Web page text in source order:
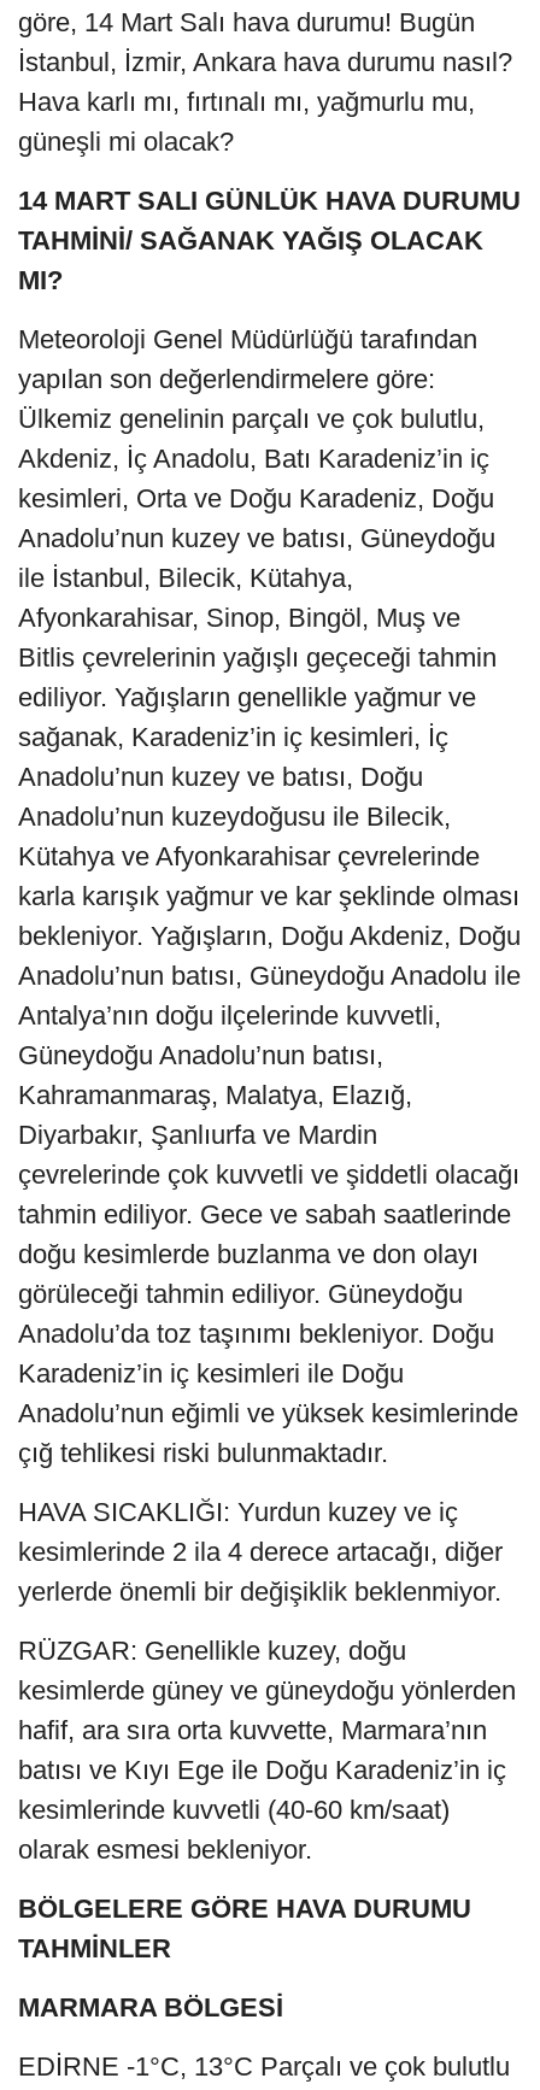
göre, 14 Mart Salı hava durumu! Bugün
İstanbul, İzmir, Ankara hava durumu nasıl?
Hava karlı mı, fırtınalı mı, yağmurlu mu,
güneşli mi olacak?
14 MART SALI GÜNLÜK HAVA DURUMU
TAHMİNİ/ SAĞANAK YAĞIŞ OLACAK
MI?
Meteoroloji Genel Müdürlüğü tarafından
yapılan son değerlendirmelere göre:
Ülkemiz genelinin parçalı ve çok bulutlu,
Akdeniz, İç Anadolu, Batı Karadeniz’in iç
kesimleri, Orta ve Doğu Karadeniz, Doğu
Anadolu’nun kuzey ve batısı, Güneydoğu
ile İstanbul, Bilecik, Kütahya,
Afyonkarahisar, Sinop, Bingöl, Muş ve
Bitlis çevrelerinin yağışlı geçeceği tahmin
ediliyor. Yağışların genellikle yağmur ve
sağanak, Karadeniz’in iç kesimleri, İç
Anadolu’nun kuzey ve batısı, Doğu
Anadolu’nun kuzeydoğusu ile Bilecik,
Kütahya ve Afyonkarahisar çevrelerinde
karla karışık yağmur ve kar şeklinde olması
bekleniyor. Yağışların, Doğu Akdeniz, Doğu
Anadolu’nun batısı, Güneydoğu Anadolu ile
Antalya’nın doğu ilçelerinde kuvvetli,
Güneydoğu Anadolu’nun batısı,
Kahramanmaraş, Malatya, Elazığ,
Diyarbakır, Şanlıurfa ve Mardin
çevrelerinde çok kuvvetli ve şiddetli olacağı
tahmin ediliyor. Gece ve sabah saatlerinde
doğu kesimlerde buzlanma ve don olayı
görüleceği tahmin ediliyor. Güneydoğu
Anadolu’da toz taşınımı bekleniyor. Doğu
Karadeniz’in iç kesimleri ile Doğu
Anadolu’nun eğimli ve yüksek kesimlerinde
çığ tehlikesi riski bulunmaktadır.
HAVA SICAKLIĞI: Yurdun kuzey ve iç
kesimlerinde 2 ila 4 derece artacağı, diğer
yerlerde önemli bir değişiklik beklenmiyor.
RÜZGAR: Genellikle kuzey, doğu
kesimlerde güney ve güneydoğu yönlerden
hafif, ara sıra orta kuvvette, Marmara’nın
batısı ve Kıyı Ege ile Doğu Karadeniz’in iç
kesimlerinde kuvvetli (40-60 km/saat)
olarak esmesi bekleniyor.
BÖLGELERE GÖRE HAVA DURUMU
TAHMİNLER
MARMARA BÖLGESİ
EDİRNE -1°C, 13°C Parçalı ve çok bulutlu